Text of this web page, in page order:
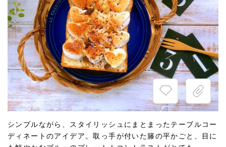
シンプルながら、スタイリッシュにまとまったテーブルコー
ディネートのアイデア。取っ手が付いた籐の平かごと、目に